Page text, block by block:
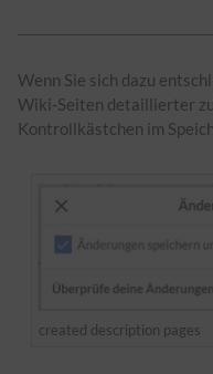
Wenn Sie sich dazu
Wiki-Seiten detaillierter zu
Kontrollkästchen im
created description pages